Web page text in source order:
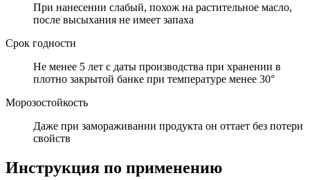
При нанесении слабый, похож на растительное масло,
после высыхания не имеет запаха
Срок годности
Не менее 5 лет с даты производства при хранении в
плотно закрытой банке при температуре менее 30°
Морозостойкость
Даже при замораживании продукта он оттает без потери
свойств
Инструкция по применению